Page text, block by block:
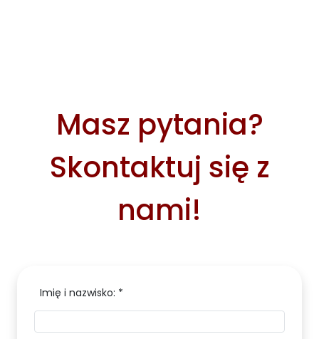
Masz pytania?
Skontaktuj się z
nami!
Imię i nazwisko: *